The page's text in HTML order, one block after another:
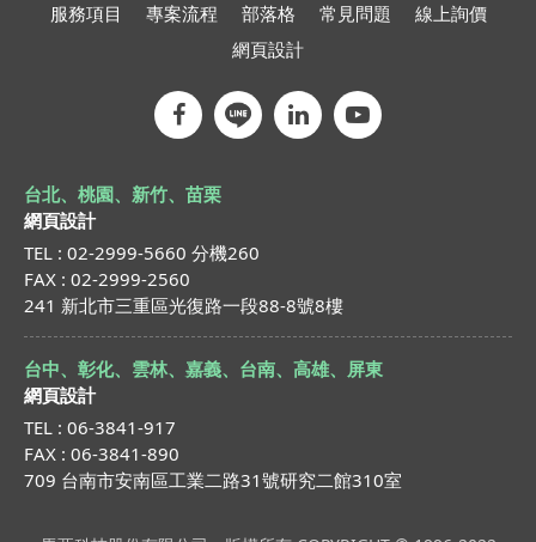
服務項目
專案流程 部落格 常見問題
線上詢價
網頁設計
台北、桃園、新竹、苗栗
網頁設計
TEL : 02-2999-5660 分機260
FAX : 02-2999-2560
241 新北市三重區光復路一段88-8號8樓
台中、彰化、雲林、嘉義、台南、高雄、屏東
網頁設計
TEL : 06-3841-917
FAX : 06-3841-890
709 台南市安南區工業二路31號研究二館310室